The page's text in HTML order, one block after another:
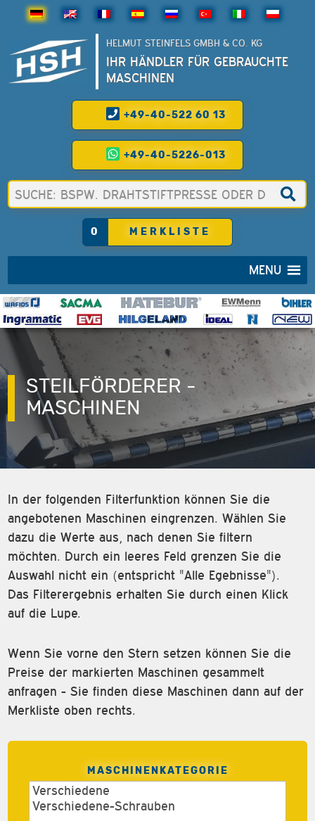
HELMUT STEINFELS GMBH & CO. KG
IHR HÄNDLER FÜR GEBRAUCHTE
MASCHINEN
+49-40-522 60 13
+49-40-5226-013
0 MERKLISTE
MENU
STEILFÖRDERER -
MASCHINEN
In der folgenden Filterfunktion können Sie die
angebotenen Maschinen eingrenzen. Wählen Sie
dazu die Werte aus, nach denen Sie filtern
möchten. Durch ein leeres Feld grenzen Sie die
Auswahl nicht ein (entspricht "Alle Egebnisse").
Das Filterergebnis erhalten Sie durch einen Klick
auf die Lupe.
Wenn Sie vorne den Stern setzen können Sie die
Preise der markierten Maschinen gesammelt
anfragen - Sie finden diese Maschinen dann auf der
Merkliste oben rechts.
MASCHINENKATEGORIE